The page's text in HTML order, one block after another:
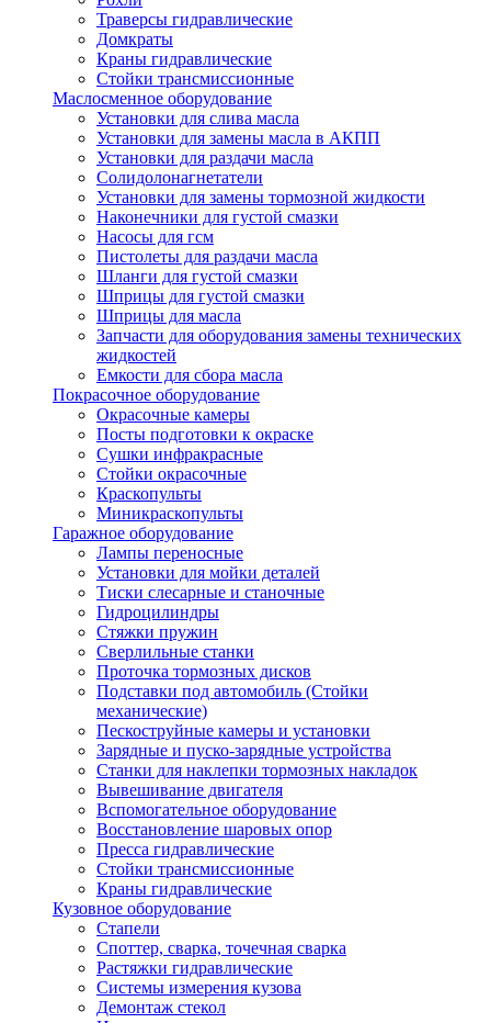
Траверсы гидравлические
Домкраты
Краны гидравлические
Стойки трансмиссионные
Маслосменное оборудование
Установки для слива масла
Установки для замены масла в АКПП
Установки для раздачи масла
Солидолонагнетатели
Установки для замены тормозной жидкости
Наконечники для густой смазки
Насосы для гсм
Пистолеты для раздачи масла
Шланги для густой смазки
Шприцы для густой смазки
Шприцы для масла
Запчасти для оборудования замены технических
жидкостей
Емкости для сбора масла
Покрасочное оборудование
Окрасочные камеры
Посты подготовки к окраске
Сушки инфракрасные
Стойки окрасочные
Краскопульты
Миникраскопульты
Гаражное оборудование
Лампы переносные
Установки для мойки деталей
Тиски слесарные и станочные
Гидроцилиндры
Стяжки пружин
Сверлильные станки
Проточка тормозных дисков
Подставки под автомобиль (Стойки
механические)
Пескоструйные камеры и установки
Зарядные и пуско-зарядные устройства
Станки для наклепки тормозных накладок
Вывешивание двигателя
Вспомогательное оборудование
Восстановление шаровых опор
Пресса гидравлические
Стойки трансмиссионные
Краны гидравлические
Кузовное оборудование
Стапели
Споттер, сварка, точечная сварка
Растяжки гидравлические
Системы измерения кузова
Демонтаж стекол